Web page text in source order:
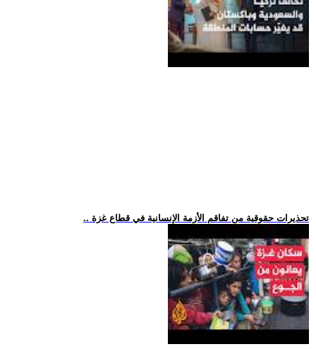
.. تحذيرات حقوقية من تفاقم الأزمة الإنسانية في قطاع غزة